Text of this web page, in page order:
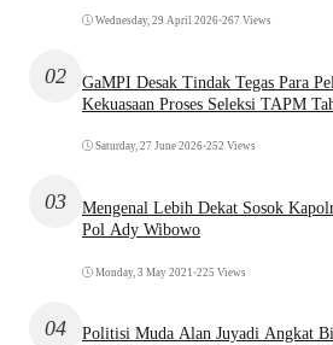
Wednesday, 29 April 2026•267 Views
02
GaMPI Desak Tindak Tegas Para
Kekuasaan Proses Seleksi TAPM
Saturday, 27 June 2026•252 Views
03
Mengenal Lebih Dekat Sosok
Pol Ady Wibowo
Monday, 3 May 2021 •225 Views
04
Politisi Muda Alan Juyadi Angkat